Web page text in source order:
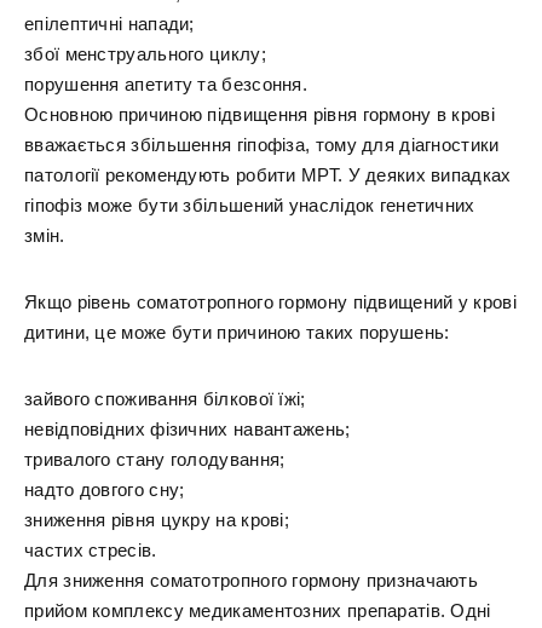
епілептичні напади;
збої менструального циклу;
порушення апетиту та безсоння.
Основною причиною підвищення рівня гормону в крові
вважається збільшення гіпофіза, тому для діагностики
патології рекомендують робити МРТ. У деяких випадках
гіпофіз може бути збільшений унаслідок генетичних
змін.
Якщо рівень соматотропного гормону підвищений у крові
дитини, це може бути причиною таких порушень:
зайвого споживання білкової їжі;
невідповідних фізичних навантажень;
тривалого стану голодування;
надто довгого сну;
зниження рівня цукру на крові;
частих стресів.
Для зниження соматотропного гормону призначають
прийом комплексу медикаментозних препаратів. Одні